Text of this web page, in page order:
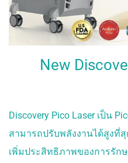
คุณภาพผิ
ใหม่ล่าสุด!
ยกกระชั
NEW
ยกกระชั
ยกกระชั
New
Discovery Pico Laser เป็น
สามารถปรับพลังงานได้สูงที่สุ
เพิ่มประสิทธิภาพของการรัก